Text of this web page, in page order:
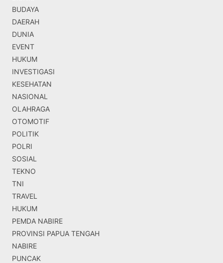
BUDAYA
DAERAH
DUNIA
EVENT
HUKUM
INVESTIGASI
KESEHATAN
NASIONAL
OLAHRAGA
OTOMOTIF
POLITIK
POLRI
SOSIAL
TEKNO
TNI
TRAVEL
HUKUM
PEMDA NABIRE
PROVINSI PAPUA TENGAH
NABIRE
PUNCAK